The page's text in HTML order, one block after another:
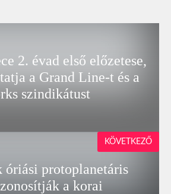
2. évad első előzetese,
a Grand Line-t és a
szindikátust
óriási protoplanetáris
a korai
KÖVETKEZŐ